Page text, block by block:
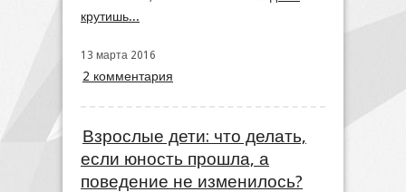
крутишь...
13 марта 2016
2 комментария
Взрослые дети: что делать,
если юность прошла, а
поведение не изменилось?